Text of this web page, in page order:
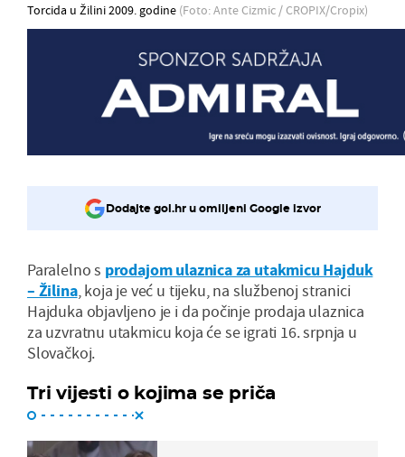
Torcida u Žilini 2009. godine (Foto: Ante Cizmic / CROPIX/Cropix)
Dodajte gol.hr u omiljeni Google izvor
Paralelno s prodajom ulaznica za utakmicu Hajduk
– Žilina, koja je već u tijeku, na službenoj stranici
Hajduka objavljeno je i da počinje prodaja ulaznica
za uzvratnu utakmicu koja će se igrati 16. srpnja u
Slovačkoj.
Tri vijesti o kojima se priča